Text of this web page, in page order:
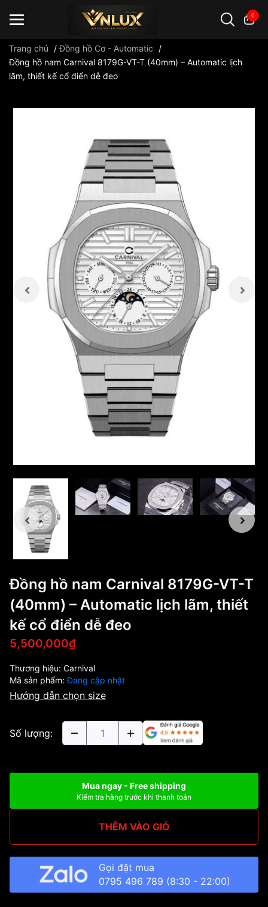
0
Đồng hồ casio đồng hồ G-Shock
Trang chủ /Đồng hồ Cơ - Automatic
/
Đồng hồ nam Carnival 8179G-VT-T (40mm) – Automatic lịch
lãm, thiết kế cổ điển dễ đeo
Đồng hồ nam Carnival 8179G-VT-T
(40mm) – Automatic lịch lãm, thiết
kế cổ điển dễ đeo
5,500,000₫
Thương hiệu: Carnival
Mã sản phẩm:Đang cập nhật
Hướng dẫn chọn size
Số lượng:
Mua ngay - Free shipping
Kiểm tra hàng trước khi thanh toán
THÊM VÀO GIỎ
Gọi đặt mua
0795 496 789 (8:30 - 22:00)